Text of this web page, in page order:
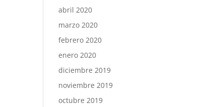
abril 2020
marzo 2020
febrero 2020
enero 2020
diciembre 2019
noviembre 2019
octubre 2019